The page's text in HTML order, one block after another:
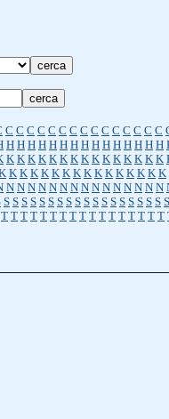
C C C C C C C C C C C C C C C
H H H H H H H H H H H H H H H
K K K K K K K K K K K K K K K
K K K K K K K K K K K K K K K
N N N N N N N N N N N N N N N
S S S S S S S S S S S S S S S S S S S
T T T T T T T T T T T T T T T T T